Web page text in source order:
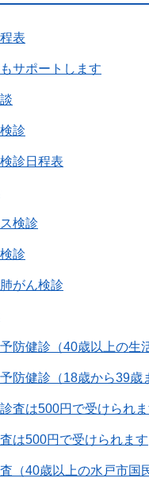
表
サポートします
診
診日程表
検診
診
がん検診
防健診（40歳以上の生
防健診（18歳から39歳
査は500円で受けられ
は500円で受けられます
（40歳以上の水戸市国